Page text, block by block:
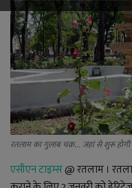
ज्योतिष
कला-साहित्य
निर्वाचन
धर्म-संस्कृति
रतलाम का गुलाब चक्र... जहां से शुरू होगी
एसीएन टाइम्स@ रतलाम ।